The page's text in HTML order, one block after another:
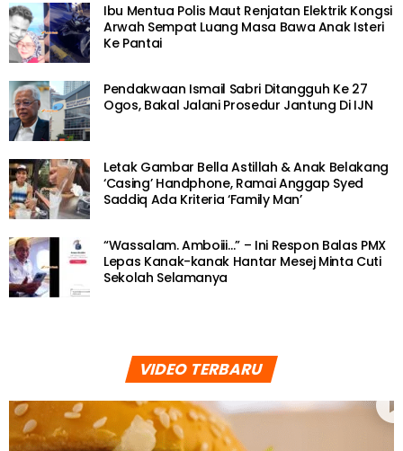
Ibu Mentua Polis Maut Renjatan Elektrik Kongsi
Arwah Sempat Luang Masa Bawa Anak Isteri
Ke Pantai
Pendakwaan Ismail Sabri Ditangguh Ke 27
Ogos, Bakal Jalani Prosedur Jantung Di IJN
Letak Gambar Bella Astillah & Anak Belakang
‘Casing’ Handphone, Ramai Anggap Syed
Saddiq Ada Kriteria ‘Family Man’
“Wassalam. Amboiii…” – Ini Respon Balas PMX
Lepas Kanak-kanak Hantar Mesej Minta Cuti
Sekolah Selamanya
VIDEO TERBARU